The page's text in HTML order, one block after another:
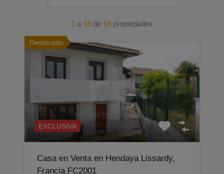
1 a 16 de 16 propiedades
Destacado
EXCLUSIVA
Casa en Venta en Hendaya Lissardy,
Francia FC2001